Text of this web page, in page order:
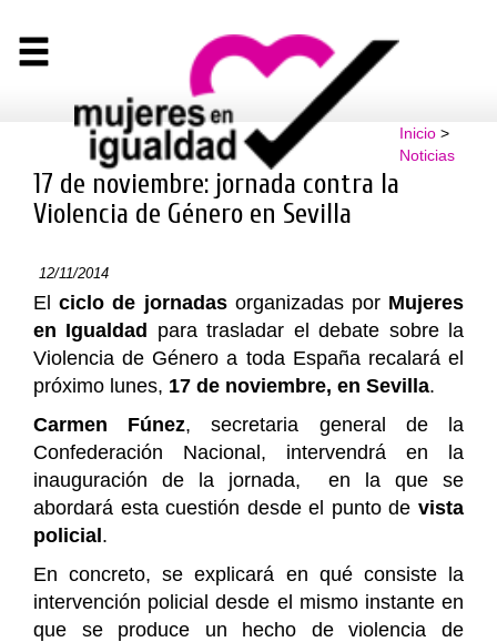
Inicio>
Noticias
17 de noviembre: jornada contra la
Violencia de Género en Sevilla
12/11/2014
Elciclo de jornadas organizadas por Mujeres
en Igualdad para trasladar el debate sobre la
Violencia de Género a toda España recalará el
próximo lunes, 17 de noviembre, en Sevilla.
Carmen Fúnez, secretaria general de la
Confederación Nacional, intervendrá en la
inauguración de la jornada, en la que se
abordará esta cuestión desde el punto de vista
policial.
En concreto, se explicará en qué consiste la
intervención policial desde el mismo instante en
que se produce un hecho de violencia de